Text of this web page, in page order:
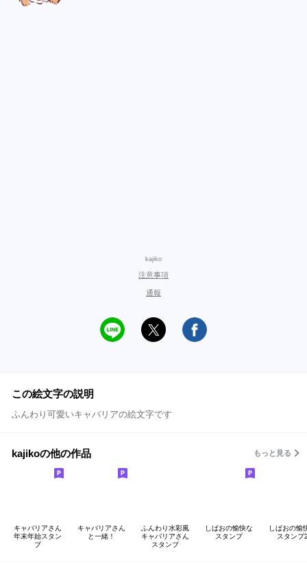
kajiko
注意事項
通報
この絵文字の説明
ふんわり可愛いキャバリアの絵文字です
kajikoの他の作品 もっと見る
キャバリアさん
年末年始スタン
プ
キャバリアさん
と一緒！
ふんわり水彩風
キャバリアさん
スタンプ
しばおの愉快な
スタンプ
しばおの愉
スタンプ